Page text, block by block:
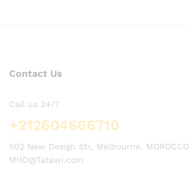
Contact Us
Call us 24/7
+212604666710
502 New Design Str, Melbourne, MOROCCO
MHD@Tatawi.com